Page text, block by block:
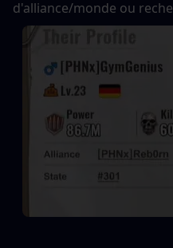
d'alliance/monde ou